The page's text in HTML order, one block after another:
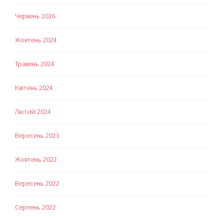
Червень 2026
Жовтень 2024
Травень 2024
Квітень 2024
Лютий 2024
Вересень 2023
Жовтень 2022
Вересень 2022
Серпень 2022